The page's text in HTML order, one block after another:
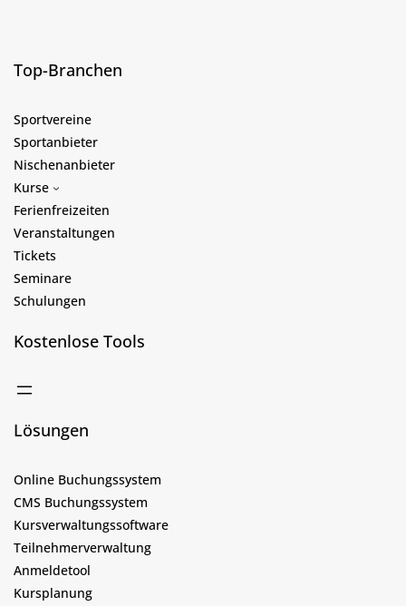
Top-Branchen
Sportvereine
Sportanbieter
Nischenanbieter
Kurse
Ferienfreizeiten
Veranstaltungen
Tickets
Seminare
Schulungen
Kostenlose Tools
Lösungen
Online Buchungssystem
CMS Buchungssystem
Kursverwaltungssoftware
Teilnehmerverwaltung
Anmeldetool
Kursplanung